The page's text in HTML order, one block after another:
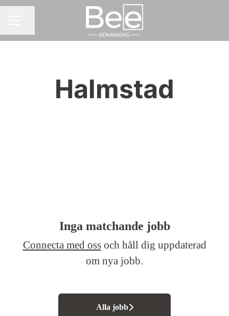
Halmstad
Inga matchande jobb
Connecta med ossoch håll dig uppdaterad
om nya jobb.
Alla jobb